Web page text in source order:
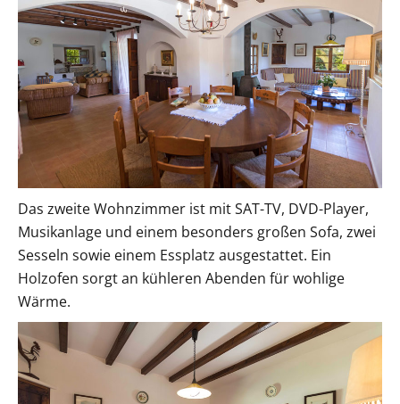
Das zweite Wohnzimmer ist mit SAT-TV, DVD-Player,
Musikanlage und einem besonders großen Sofa, zwei
Sesseln sowie einem Essplatz ausgestattet. Ein
Holzofen sorgt an kühleren Abenden für wohlige
Wärme.